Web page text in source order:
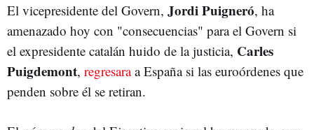
El vicepresidente del Govern, Jordi Puigneró, ha
amenazado hoy con "consecuencias" para el Govern si
el expresidente catalán huido de la justicia, Carles
Puigdemont, regresaraa España si las euroórdenes que
penden sobre él se retiran.